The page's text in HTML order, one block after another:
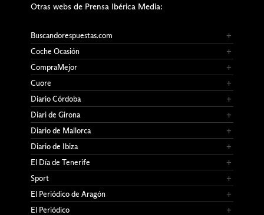
Otras webs de Prensa Ibérica Media:
Buscandorespuestas.com
Coche Ocasión
CompraMejor
Cuore
Diario Córdoba
Diari de Girona
Diario de Mallorca
Diario de Ibiza
El Día de Tenerife
Sport
El Periódico de Aragón
El Periódico